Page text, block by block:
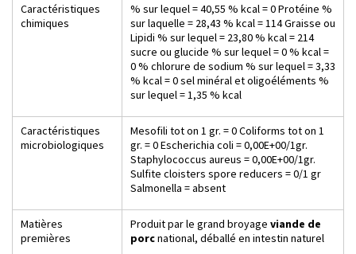
Caractéristiques
chimiques
% sur lequel = 40,55 % kcal = 0 Protéine %
sur laquelle = 28,43 % kcal = 114 Graisse ou
Lipidi % sur lequel = 23,80 % kcal = 214
sucre ou glucide % sur lequel = 0 % kcal =
0 % chlorure de sodium % sur lequel = 3,33
% kcal = 0 sel minéral et oligoéléments %
sur lequel = 1,35 % kcal
Caractéristiques
microbiologiques
Mesofili tot on 1 gr. = 0 Coliforms tot on 1
gr. = 0 Escherichia coli = 0,00E+00/1gr.
Staphylococcus aureus = 0,00E+00/1gr.
Sulfite cloisters spore reducers = 0/1 gr
Salmonella = absent
Matières
premières
Produit par le grand broyage viande de
porcnational, déballé en intestin naturel